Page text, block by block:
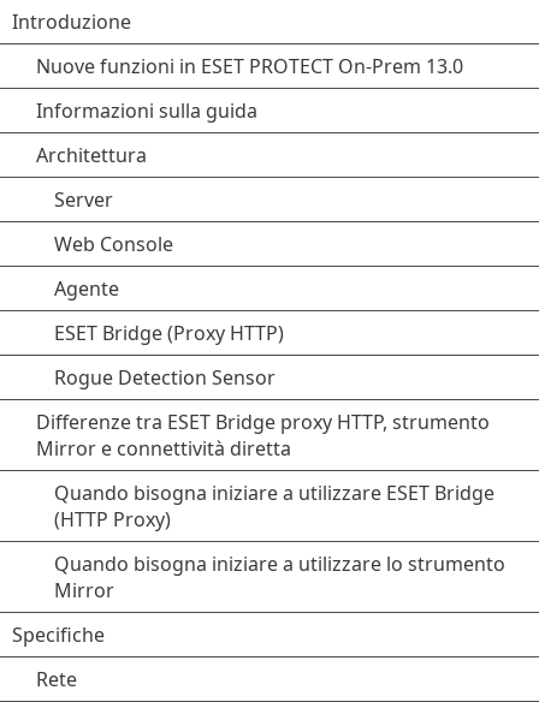
Introduzione
Nuove funzioni in ESET PROTECT On-Prem 13.0
Informazioni sulla guida
Architettura
Server
Web Console
Agente
ESET Bridge (Proxy HTTP)
Rogue Detection Sensor
Differenze tra ESET Bridge proxy HTTP, strumento
Mirror e connettività diretta
Quando bisogna iniziare a utilizzare ESET Bridge
(HTTP Proxy)
Quando bisogna iniziare a utilizzare lo strumento
Mirror
Specifiche
Rete